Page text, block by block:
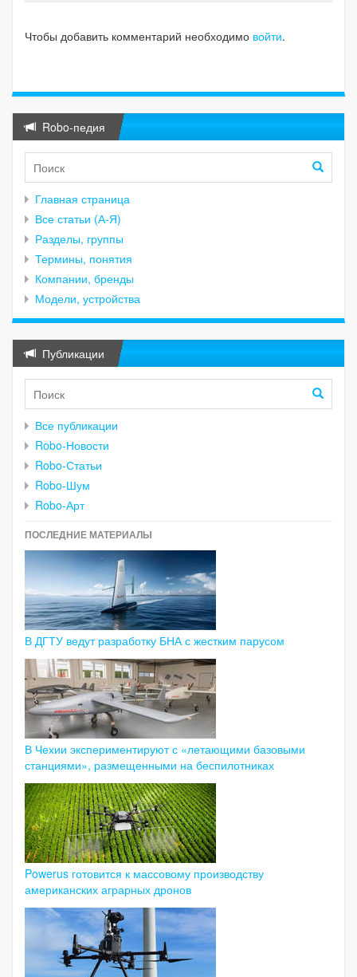
Чтобы добавить комментарий необходимо войти.
Robo-педия
Главная страница
Все статьи (А-Я)
Разделы, группы
Термины, понятия
Компании, бренды
Модели, устройства
Публикации
Все публикации
Robo-Новости
Robo-Статьи
Robo-Шум
Robo-Арт
ПОСЛЕДНИЕ МАТЕРИАЛЫ
В ДГТУ ведут разработку БНА с жестким парусом
В Чехии экспериментируют с «летающими базовыми
станциями», размещенными на беспилотниках
Powerus готовится к массовому производству
американских аграрных дронов